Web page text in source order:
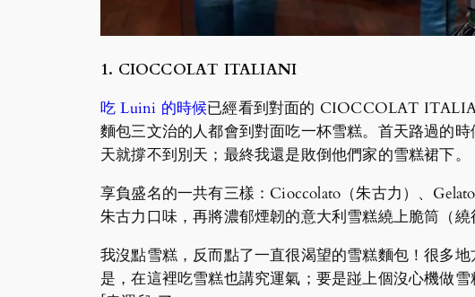
1. CIOCCOLAT ITALIANI
吃 Luini 的時候已經看到對面的 CIOCCOLAT
麵包三文治的人都會到對面吃一杯雪糕。首天路過的
天就撐不到別天；最終我還是敗倒他們家的雪糕裙下。
享負盛名的一共有三樣：Cioccolato（朱古力）、
朱古力口味，再將濃郁煙韌的意大利雪糕繞上脆筒（繞
我沒點雪糕，反而點了一直很渴望的雪糕麵包！很多
是，在這裡吃雪糕也講究運氣；要是踫上個沒心機做